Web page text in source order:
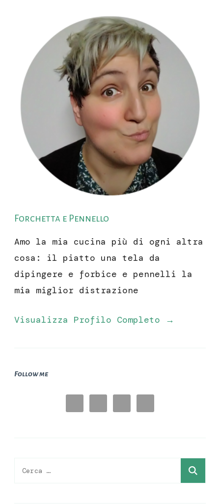
Forchetta e Pennello
Amo la mia cucina più di ogni altra
cosa: il piatto una tela da
dipingere e forbice e pennelli la
mia miglior distrazione
Visualizza Profilo Completo →
Follow me
Ricerca